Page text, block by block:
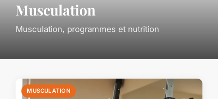
Musculation
Musculation, programmes et nutrition
MUSCULATION